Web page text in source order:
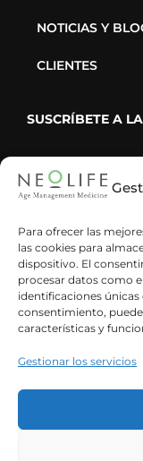
Para ofrecer las
las cookies para
dispositivo. El
procesar datos como
identificaciones
consentimiento,
características y
Gestionar los servicios
NOTICIAS Y
CLIENTES
SUSCRÍBETE A